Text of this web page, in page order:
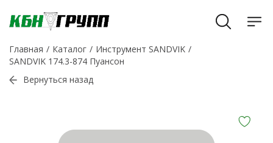
Главная Каталог
Инструмент SANDVIK
SANDVIK 174.3-874 Пуансон
Вернуться назад